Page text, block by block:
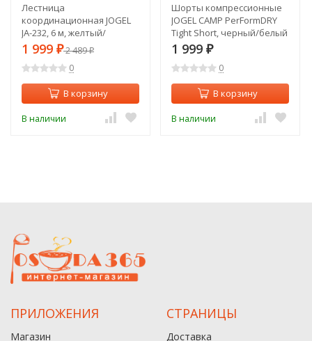
Лестница
координационная JOGEL
JA-232, 6 м, желтый/
черный (666786)
1 999 ₽2 489₽
0
В корзину
В наличии
Шорты компрессионные
JOGEL CAMP PerFormDRY
Tight Short, черный/белый
(2125182)
1 999 ₽
0
В корзину
В наличии
ПРИЛОЖЕНИЯ
Магазин
СТРАНИЦЫ
Доставка